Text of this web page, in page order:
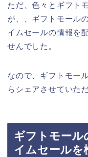
ただ、色々とギフト
が、、ギフトモール
イムセールの情報を
せんでした。
なので、ギフトモー
らシェアさせていた
ギフトモール
イムセールを